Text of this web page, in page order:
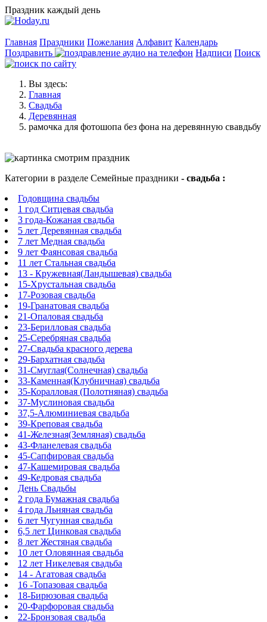
Праздник каждый день
Главная Праздники Пожелания Алфавит Календарь
Поздравить
Надписи Поиск
Вы здесь:
Главная
Свадьба
Деревянная
рамочка для фотошопа без фона на деревянную свавдьбу
Категории в разделе Семейные праздники - свадьба :
Годовщина свадьбы
1 год Ситцевая свадьба
3 года-Кожаная свадьба
5 лет Деревянная свадьба
7 лет Медная свадьба
9 лет Фаянсовая свадьба
11 лет Стальная свадьба
13 - Кружевная(Ландышевая) свадьба
15-Хрустальная свадьба
17-Розовая свадьба
19-Гранатовая свадьба
21-Опаловая свадьба
23-Берилловая свадьба
25-Серебряная свадьба
27-Свадьба красного дерева
29-Бархатная свадьба
31-Смуглая(Солнечная) свадьба
33-Каменная(Клубничная) свадьба
35-Коралловая (Полотняная) свадьба
37-Муслиновая свадьба
37,5-Алюминиевая свадьба
39-Креповая свадьба
41-Железная(Земляная) свадьба
43-Фланелевая свадьба
45-Сапфировая свадьба
47-Кашемировая свадьба
49-Кедровая свадьба
День Свадьбы
2 года Бумажная свадьба
4 года Льняная свадьба
6 лет Чугунная свадьба
6,5 лет Цинковая свадьба
8 лет Жестяная свадьба
10 лет Оловянная свадьба
12 лет Никелевая свадьба
14 - Агатовая свадьба
16 -Топазовая свадьба
18-Бирюзовая свадьба
20-Фарфоровая свадьба
22-Бронзовая свадьба